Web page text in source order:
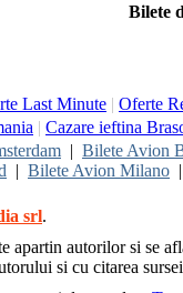
Bilete
Last Minute | Oferte
| Cazare ieftina
| Bilete Avion
| Bilete Avion Milano |
srl.
apartin autorilor si se
si cu citarea